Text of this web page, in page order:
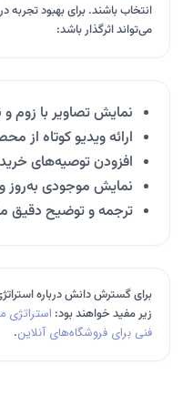
انتخاب باشند. برای بهبود
می‌تواند اثرگذار باشد:
نمایش تصاویر با
ارائه ویدیو کوتاه از
افزودن توصیه‌های
نمایش موجودی به‌روز
ترجمه و توضیح دقیق
برای گسترش دانش درباره
زیر مفید خواهند بود: استراتژی
فنی برای فروشگاه‌های آنلاین.